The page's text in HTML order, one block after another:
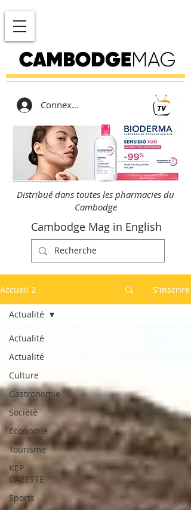
Connexion
Distribué dans toutes les pharmacies du
Cambodge
Cambodge Mag in English
Accueil 2 S'inscrire
Actualité
Actualité
Culture
Gastronomie
Société
Economie
Tourisme
KEP
GAZETTE
Sports
Actualité